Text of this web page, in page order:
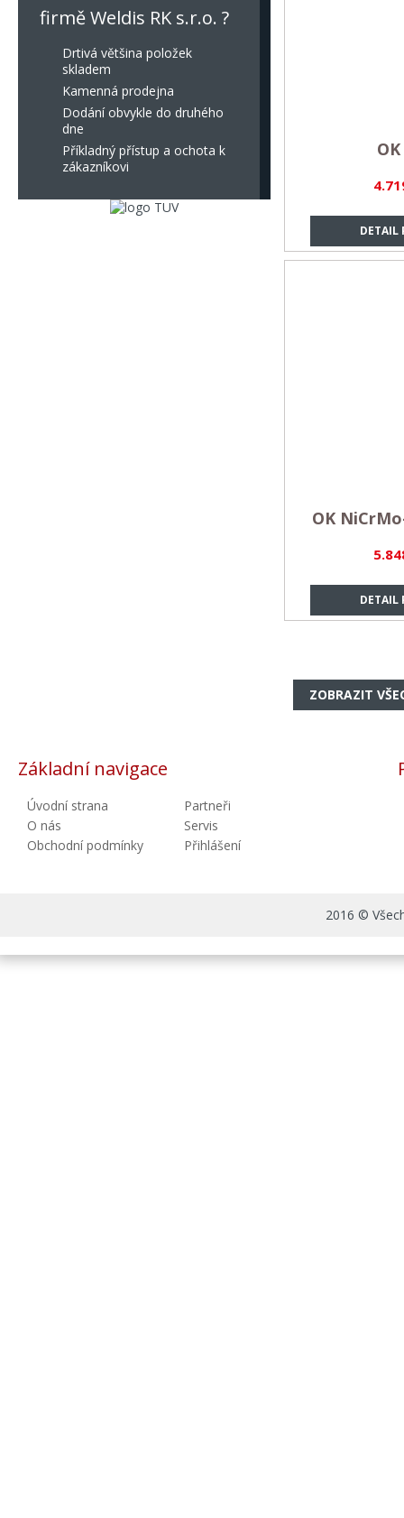
firmě Weldis RK s.r.o. ?
Drtivá většina položek
skladem
Kamenná prodejna
Dodání obvykle do druhého
dne
Příkladný přístup a ochota k
zákazníkovi
DETAIL
DETAIL
OK
ZOBRAZIT
Základní navigace
Úvodní strana
O nás
Obchodní podmínky
Partneři
Servis
Přihlášení
2016 ©